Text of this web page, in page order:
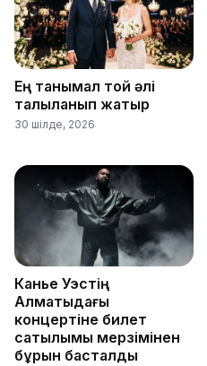
Ең танымал той әлі
талқыланып жатыр
30 шілде, 2026
Канье Уэстің
Алматыдағы
концертіне билет
сатылымы мерзімінен
бұрын басталды